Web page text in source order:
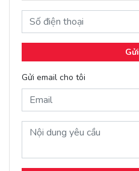
Gửi
Gửi email cho tôi